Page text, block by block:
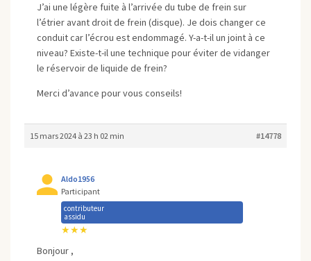
J’ai une légère fuite à l’arrivée du tube de frein sur
l’étrier avant droit de frein (disque). Je dois changer ce
conduit car l’écrou est endommagé. Y-a-t-il un joint à ce
niveau? Existe-t-il une technique pour éviter de vidanger
le réservoir de liquide de frein?
Merci d’avance pour vous conseils!
15 mars 2024 à 23 h 02 min #14778
Aldo1956
Participant
contributeur
assidu
★★★
Bonjour ,